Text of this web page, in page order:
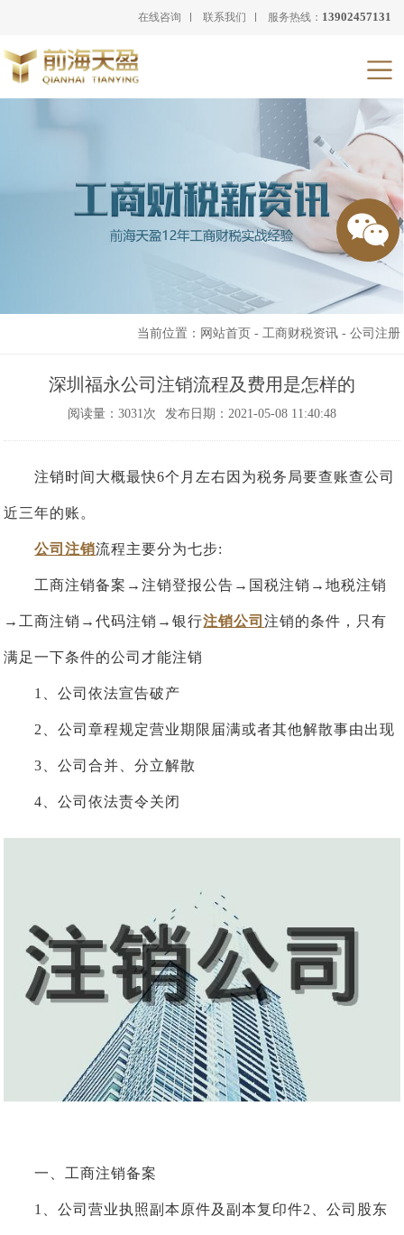
在线咨询 联系我们 服务热线： 13902457131
当前位置： 网站首页 - 工商财税资讯- 公司注册
深圳福永公司注销流程及费用是怎样的
阅读量：3031次 发布日期：2021-05-08 11:40:48
注销时间大概最快6个月左右因为税务局要查账查公司
近三年的账。
公司注销流程主要分为七步:
工商注销备案→注销登报公告→国税注销→地税注销
→工商注销→代码注销→银行注销公司注销的条件，只有
满足一下条件的公司才能注销
1、公司依法宣告破产
2、公司章程规定营业期限届满或者其他解散事由出现
3、公司合并、分立解散
4、公司依法责令关闭
一、工商注销备案
1、公司营业执照副本原件及副本复印件2、公司股东